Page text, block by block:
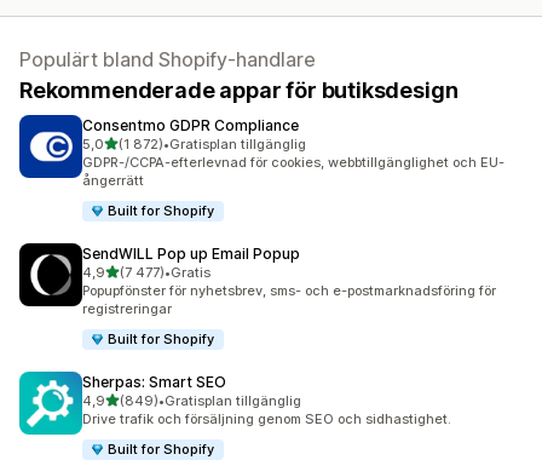
Populärt bland Shopify-handlare
Rekommenderade appar för butiksdesign
Consentmo GDPR Compliance
5,0av 5 stjärnor
(1 872)
1872 recensioner totalt
•Gratisplan tillgänglig
GDPR-/CCPA-efterlevnad för cookies, webbtillgänglighet och EU-
ångerrätt
Built for Shopify
SendWILL Pop up Email Popup
4,9av 5 stjärnor
(7 477)
7477 recensioner totalt
•Gratis
Popupfönster för nyhetsbrev, sms- och e-postmarknadsföring för
registreringar
Built for Shopify
Sherpas: Smart SEO
4,9av 5 stjärnor
(849)
849 recensioner totalt
•Gratisplan tillgänglig
Drive trafik och försäljning genom SEO och sidhastighet.
Built for Shopify